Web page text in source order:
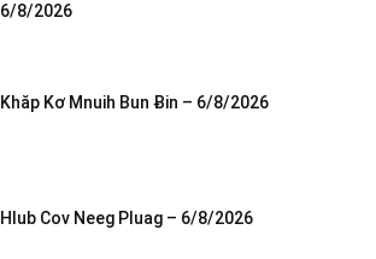
6/8/2026
Khăp Kơ Mnuih Bun Ƀin – 6/8/2026
Hlub Cov Neeg Pluag – 6/8/2026